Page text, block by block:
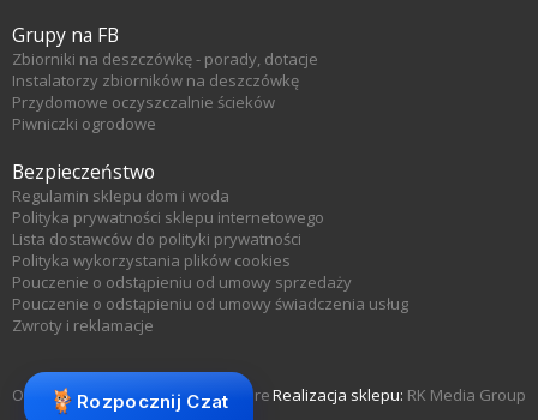
Grupy na FB
Zbiorniki na deszczówkę - porady, dotacje
Instalatorzy zbiorników na deszczówkę
Przydomowe oczyszczalnie ścieków
Piwniczki ogrodowe
Bezpieczeństwo
Regulamin sklepu dom i woda
Polityka prywatności sklepu internetowego
Lista dostawców do polityki prywatności
Polityka wykorzystania plików cookies
Pouczenie o odstąpieniu od umowy sprzedaży
Pouczenie o odstąpieniu od umowy świadczenia usług
Zwroty i reklamacje
Realizacja sklepu: RK Media Group
Oprogramowanie sklepu KQS.store
Rozpocznij Czat